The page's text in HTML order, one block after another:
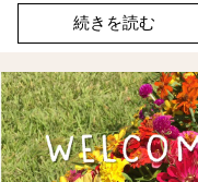
続きを読む